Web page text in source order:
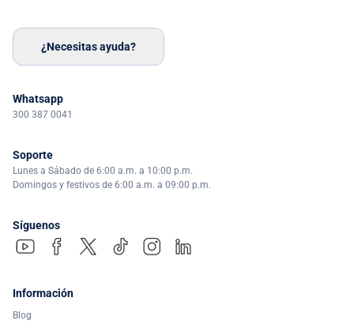
¿Necesitas ayuda?
Whatsapp
300 387 0041
Soporte
Lunes a Sábado de 6:00 a.m. a 10:00 p.m.
Domingos y festivos de 6:00 a.m. a 09:00 p.m.
Síguenos
Información
Blog